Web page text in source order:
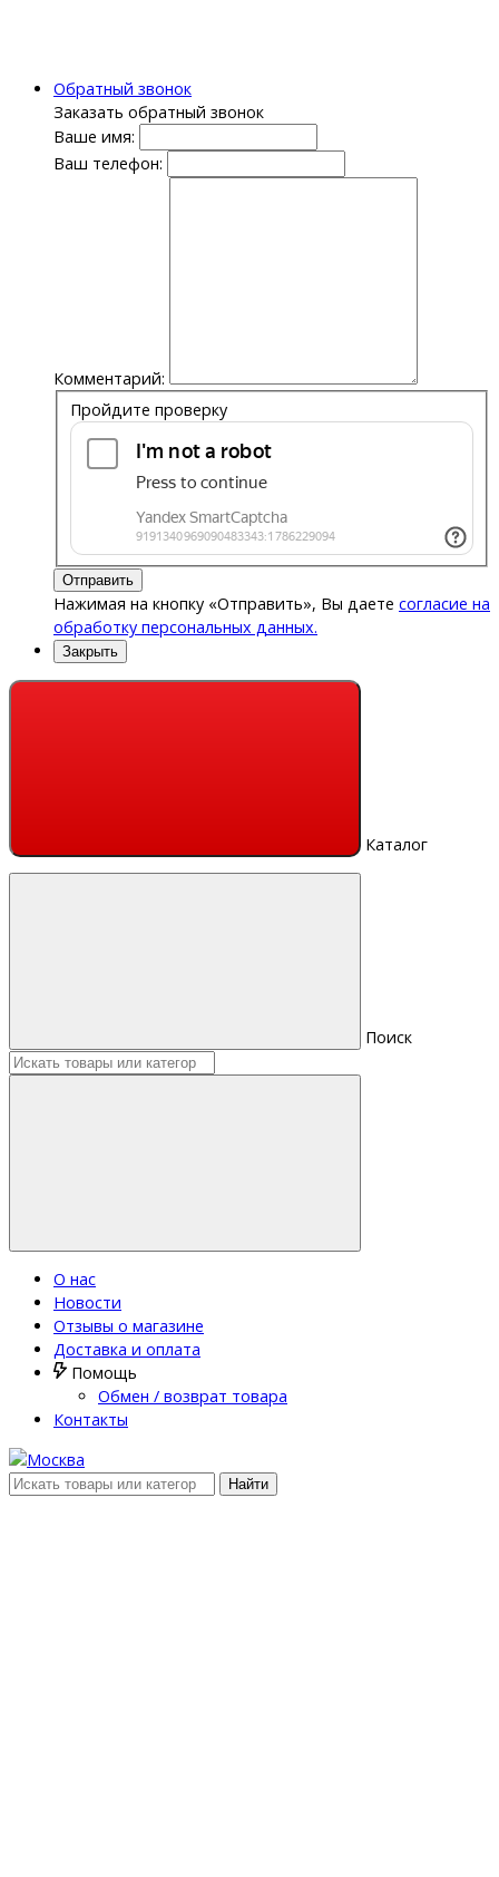
Обратный звонок
Заказать обратный звонок
Ваше имя:
Ваш телефон:
Комментарий:
Пройдите проверку
Отправить
Нажимая на кнопку «Отправить», Вы даете согласие на
обработку персональных данных.
Закрыть
Каталог
Поиск
О нас
Новости
Отзывы о магазине
Доставка и оплата
Помощь
Обмен / возврат товара
Контакты
Найти